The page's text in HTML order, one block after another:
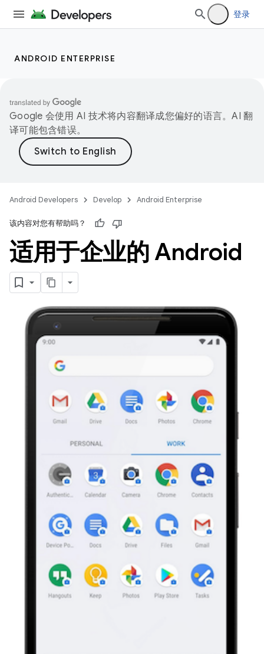
登录
ANDROID ENTERPRISE
Google 会使用 AI 技术将内容翻译成您偏好的语言。AI 翻
译可能包含错误。
Android Developers Develop Android Enterprise
该内容对您有帮助吗？
适用于企业的 Android